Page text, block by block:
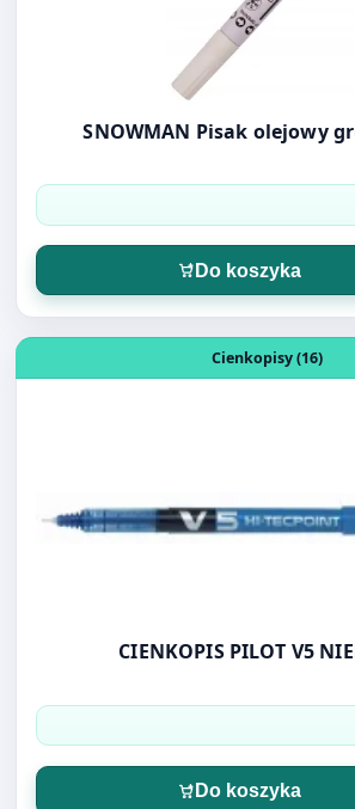
SNOWMAN Pisak olejowy
Do koszyka
Otwórz produkt: CIENKOPIS PILOT V5
Cienkopisy (16)
Do koszyka